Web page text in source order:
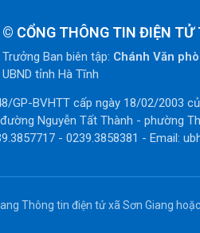
© CỔNG THÔNG TIN ĐIỆN
Trưởng Ban biên tập: Chánh Văn
UBND tỉnh Hà Tĩnh
GP-BVHTT cấp ngày 18/02/2003
Nguyễn Tất Thành - phường
- 0239.3858381 - Email:
Thông tin điện tử xã Sơn Giang